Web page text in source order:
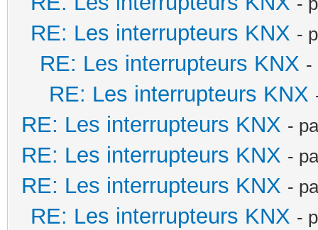
RE: Les interrupteurs KNX -
RE: Les interrupteurs KNX -
RE: Les interrupteurs KNX
RE: Les interrupteurs KNX -
RE: Les interrupteurs KNX -
RE: Les interrupteurs KNX -
RE: Les interrupteurs KNX -